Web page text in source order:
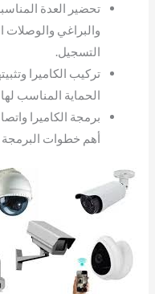
تحضير العدة
والبراغي والوصلات
التسجيل.
تركيب الكاميرا
الحماية المناسب
برمجة الكاميرا
أهم خطوات البرمجة